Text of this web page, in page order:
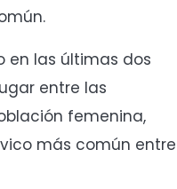
en las últimas dos
entre las
femenina,
más común entre